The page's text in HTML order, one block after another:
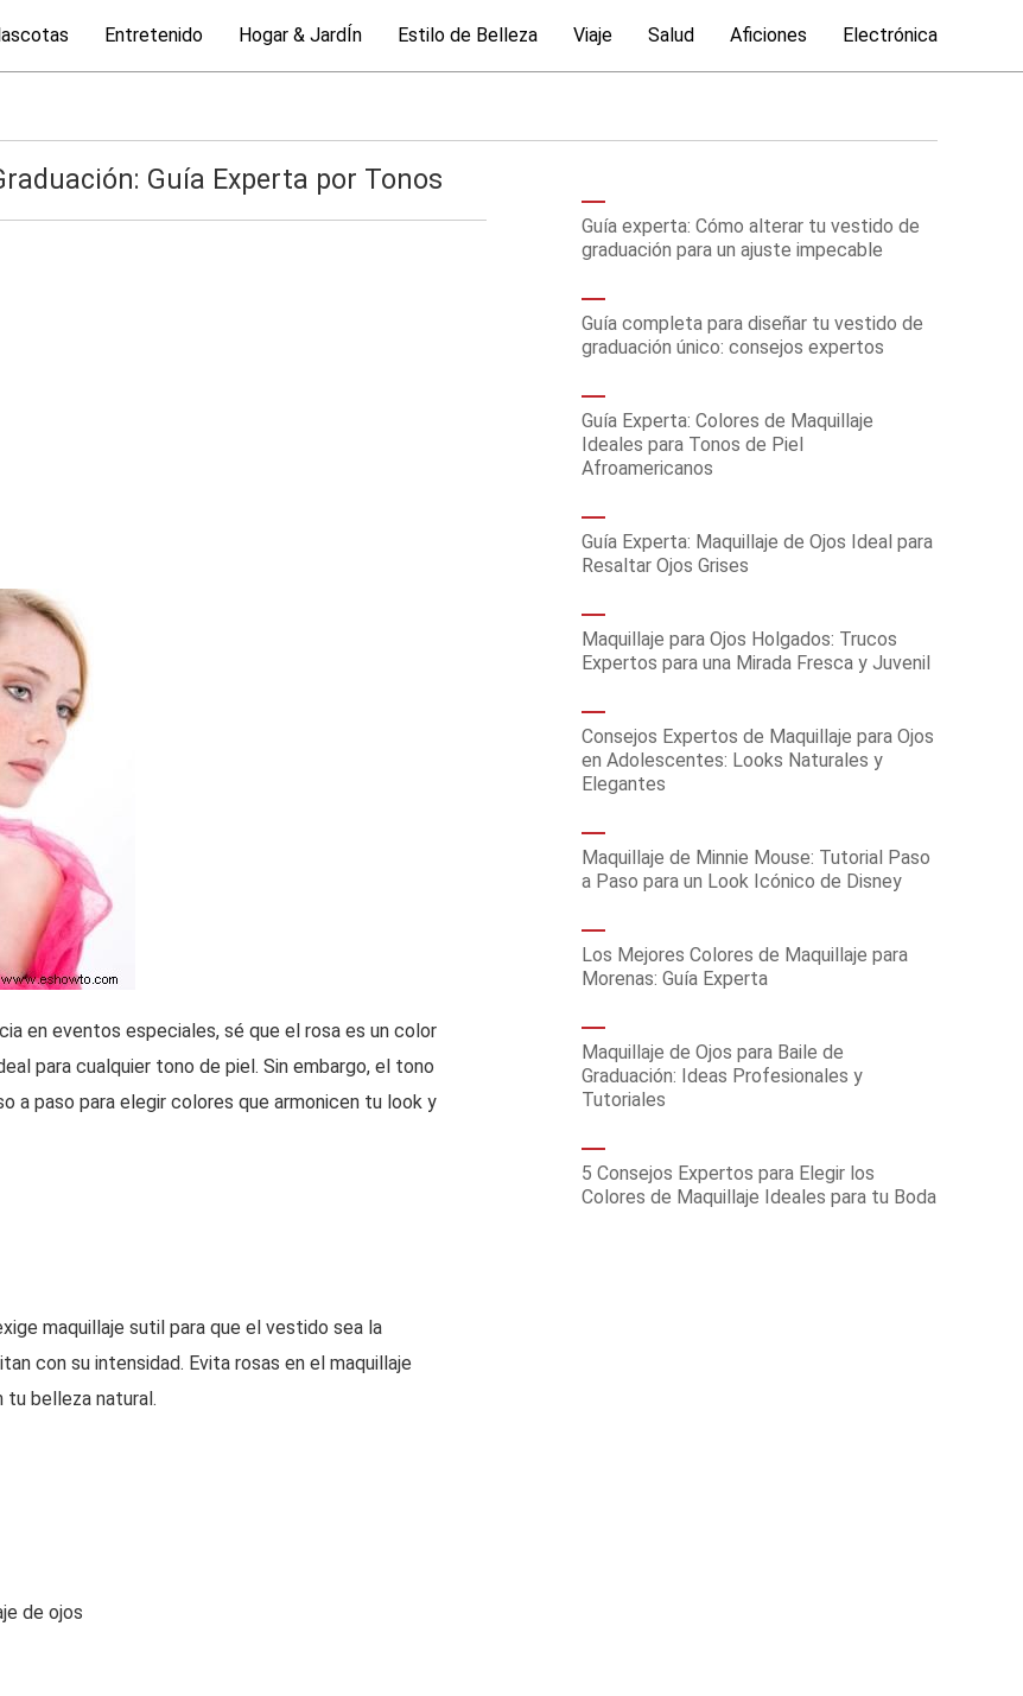
Entretenido Hogar & JardÍn Estilo de Belleza Viaje Salud Aficiones Electrónica
Guía Experta por Tonos
en eventos especiales, sé que el rosa es un color
para cualquier tono de piel. Sin embargo, el tono
a paso para elegir colores que armonicen tu look y
maquillaje sutil para que el vestido sea la
con su intensidad. Evita rosas en el maquillaje
tu belleza natural.
de ojos
Guía experta: Cómo alterar tu vestido de
graduación para un ajuste impecable
Guía completa para diseñar tu vestido de
graduación único: consejos expertos
Guía Experta: Colores de Maquillaje
Ideales para Tonos de Piel
Afroamericanos
Guía Experta: Maquillaje de Ojos Ideal para
Resaltar Ojos Grises
Maquillaje para Ojos Holgados: Trucos
Expertos para una Mirada Fresca y Juvenil
Consejos Expertos de Maquillaje para Ojos
en Adolescentes: Looks Naturales y
Elegantes
Maquillaje de Minnie Mouse: Tutorial Paso
a Paso para un Look Icónico de Disney
Los Mejores Colores de Maquillaje para
Morenas: Guía Experta
Maquillaje de Ojos para Baile de
Graduación: Ideas Profesionales y
Tutoriales
5 Consejos Expertos para Elegir los
Colores de Maquillaje Ideales para tu Boda